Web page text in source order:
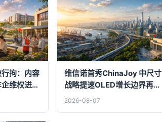
拘：内容
维权进入
维信诺首秀ChinaJoy 中尺寸
战略提速OLED增长边界再拓
宽
2026-08-07